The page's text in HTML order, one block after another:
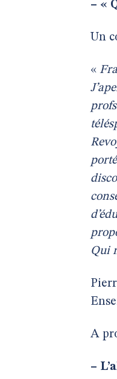
– «
Un
«
Qui
A
–